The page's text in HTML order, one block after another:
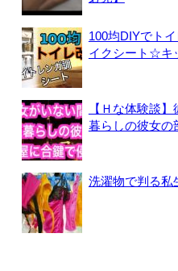
100均DIYでト
イクシート☆キ
【Ｈな体験談
暮らしの彼女の
洗濯物で判る私